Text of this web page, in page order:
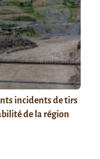
incidents de tirs
de la région